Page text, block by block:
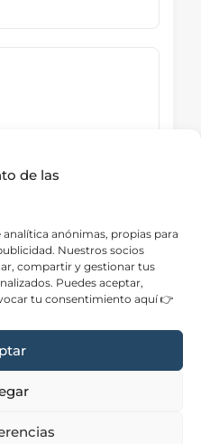
de las
anónimas, propias para
Nuestros socios
compartir y gestionar tus
Puedes aceptar,
tu consentimiento aquí 👉
Now
Cookies